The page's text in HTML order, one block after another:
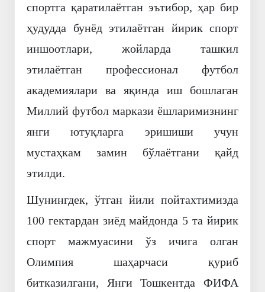
спортга қаратилаётган эътибор, ҳар бир
ҳудудда бунёд этилаётган йирик спорт
иншоотлари, жойларда ташкил
этилаётган профессионал футбол
академиялари ва яқинда иш бошлаган
Миллий футбол маркази ёшларимизнинг
янги ютуқларга эришиши учун
мустаҳкам замин бўлаётгани қайд
этилди.
Шунингдек, ўтган йили пойтахтимизда
100 гектардан зиёд майдонда 5 та йирик
спорт мажмуасини ўз ичига олган
Олимпия шаҳарчаси қуриб
битказилгани, Янги Тошкентда ФИФА